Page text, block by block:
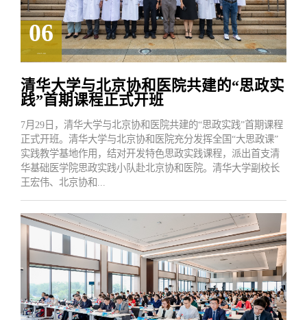
06
2025.08
清华大学与北京协和医院共建的“思政实
践”首期课程正式开班
7月29日，清华大学与北京协和医院共建的“思政实践”首期课程
正式开班。清华大学与北京协和医院充分发挥全国“大思政课”
实践教学基地作用，结对开发特色思政实践课程，派出首支清
华基础医学院思政实践小队赴北京协和医院。清华大学副校长
王宏伟、北京协和...